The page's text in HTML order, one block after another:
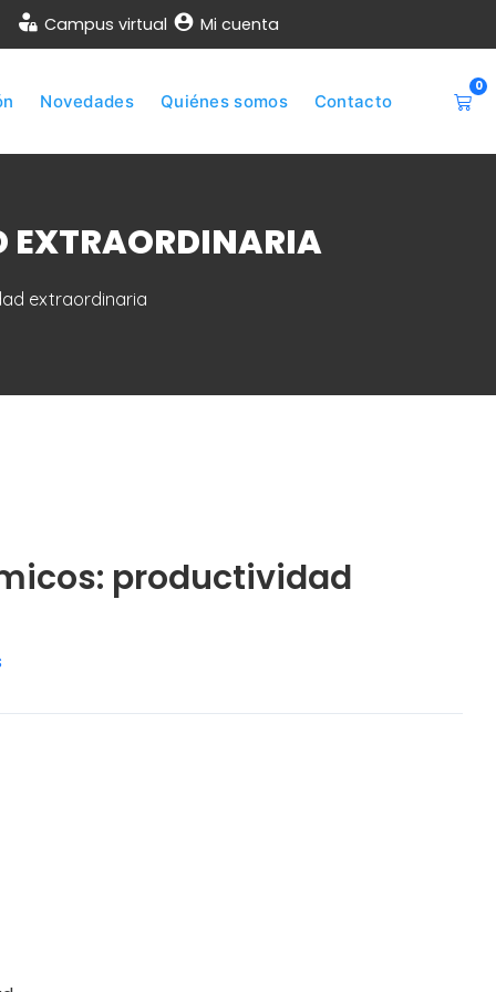
Campus virtual Mi cuenta
Novedades Quiénes somos Contacto
0
EXTRAORDINARIA
extraordinaria
productividad